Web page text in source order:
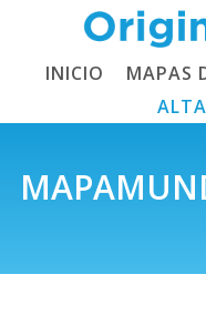
INICIO MAPAS